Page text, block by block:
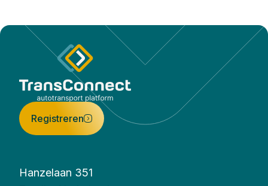
Registreren
Hanzelaan 351